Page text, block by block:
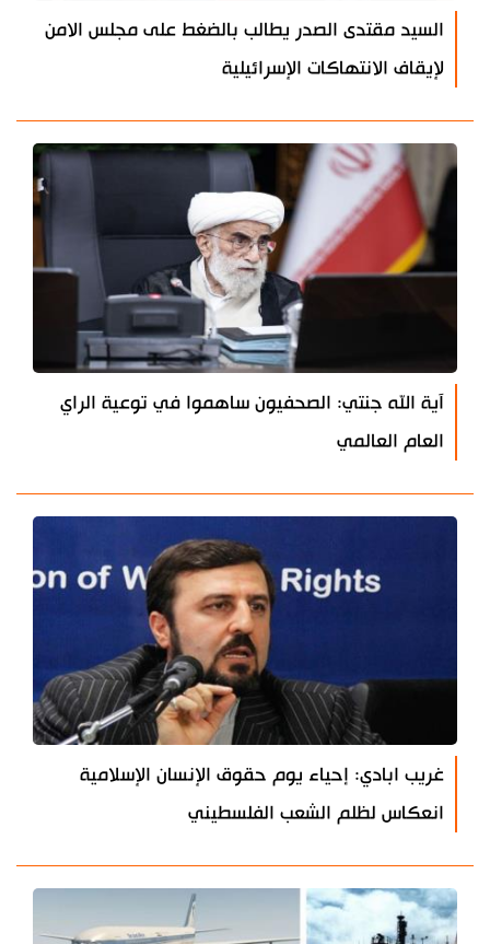
السيد مقتدى الصدر يطالب بالضغط على مجلس الامن
لإيقاف الانتهاكات الإسرائيلية
آية الله جنتي: الصحفيون ساهموا في توعية الراي
العام العالمي
غريب ابادي: إحياء يوم حقوق الإنسان الإسلامية
انعكاس لظلم الشعب الفلسطيني